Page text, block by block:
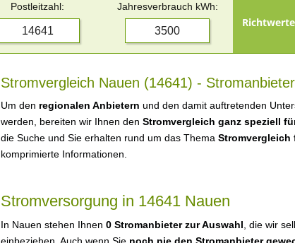
Postleitzahl: Jahresverbrauch kWh:
Stromvergleich Nauen (14641) -
Um den regionalen Anbietern und den damit auftretenden
werden, bereiten wir Ihnen den Stromvergleich ganz speziell
die Suche und Sie erhalten rund um das Thema Stromvergleich
komprimierte Informationen.
Stromversorgung in 14641 Nauen
In Nauen stehen Ihnen 0 Stromanbieter zur Auswahl , die wir